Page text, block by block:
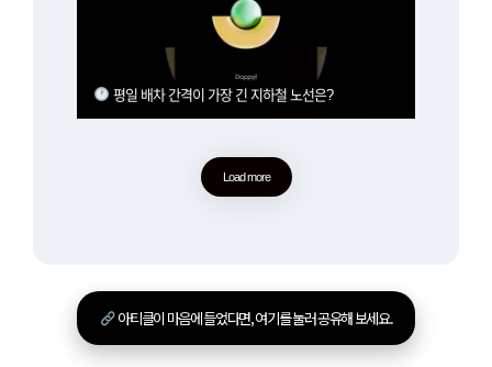
평일 배차 간격이 가장 긴 지하철 노선은?
Load more
아티클이 마음에 들었다면, 여기를 눌러 공유해 보세요.